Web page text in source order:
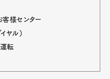
客様センター
ヤル）
転